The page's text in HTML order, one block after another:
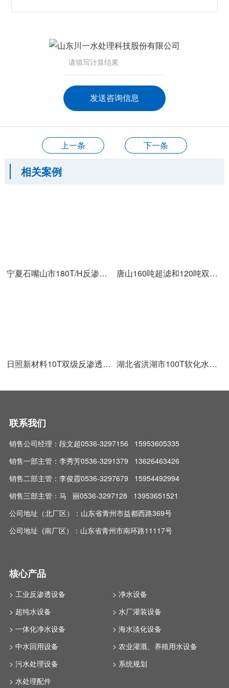
上一条 下一条
相关案例
宁夏石嘴山市180T/H反渗透设备安装调试完成 唐山160吨超滤和120吨双级反渗透+110吨EDI安装完成
日照新材料10T双级反渗透设备安装调试完成 湖北省洪湖市100T软化水设备安装调试完成
联系我们
销售公司经理：段文超0536-3297156 15953605335
销售一部主管：李秀芳0536-3291379 13626463426
销售二部主管：李俊霞0536-3297679 15954492994
销售三部主管：马 丽0536-3297128 13953651521
公司地址（北厂区）：山东省青州市益都西路369号
公司地址 (南厂区）：山东省青州市南环路11117号
核心产品
> 工业反渗透设备
> 净水设备
> 超纯水设备
> 水厂灌装设备
> 一体化净水设备
> 海水淡化设备
> 中水回用设备
> 农业灌溉、养殖用水设备
> 污水处理设备
> 系统规划
> 水处理配件